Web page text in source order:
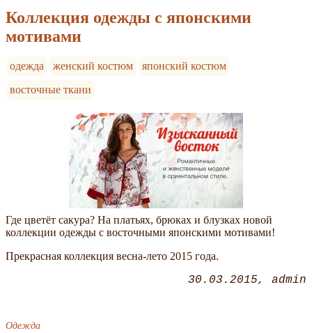
Коллекция одежды с японскими
мотивами
одежда женский костюм
японский костюм
восточные ткани
Где цветёт сакура? На платьях, брюках и блузках новой
коллекции одежды с восточными японскими мотивами!
Прекрасная коллекция весна-лето 2015 года.
30.03.2015 admin
Одежда